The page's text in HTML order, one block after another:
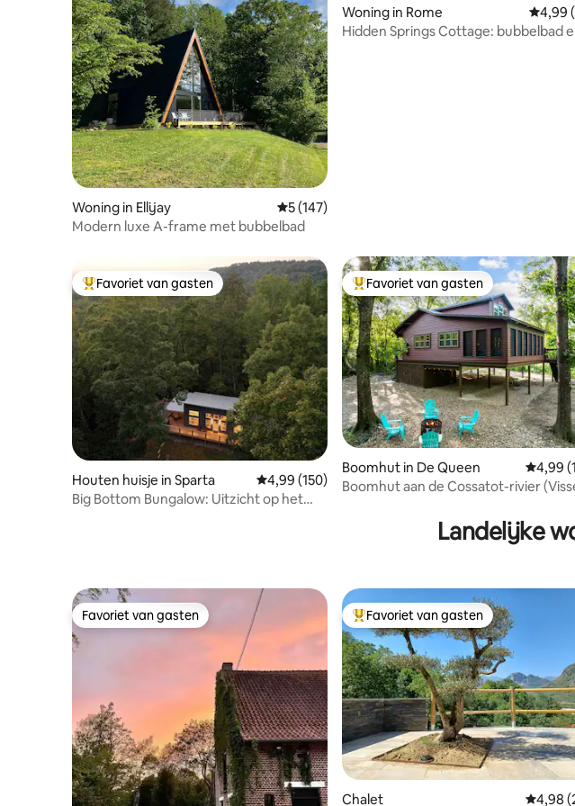
Woning in Ellijay Gemiddelde beoordeling van 5 op 5, 147
5 (147)
Modern luxe A-frame met bubbelbad
Woning in Rome
4,99
Hidden Springs Cottage: bubbelbad
Topfavoriet van gasten
Favoriet van gasten
Houten huisje in Sparta Gemiddelde beoordeling van 4,99 op 5, 150
4,99 (150)
Big Bottom Bungalow: Uitzicht op het
Topfavoriet van gasten
Favoriet van gasten
Boomhut in De Queen
4,99
Boomhut aan de Cossatot-rivier
Landelijke
Favoriet van gasten
Favoriet van gasten Topfavoriet van gasten
Favoriet van gasten
Chalet
4,98